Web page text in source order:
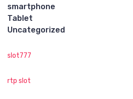
smartphone
Tablet
Uncategorized
slot777
rtp slot